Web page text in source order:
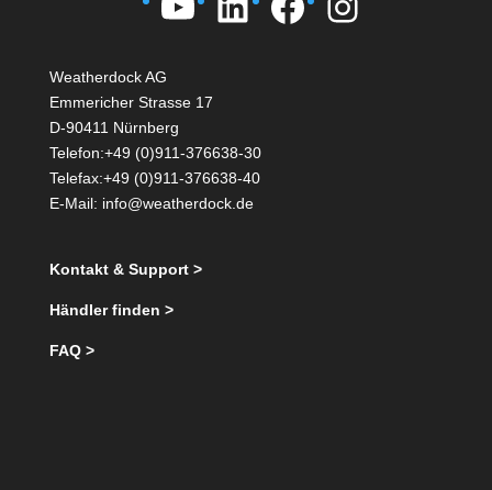
Weatherdock AG
Emmericher Strasse 17
D-90411 Nürnberg
Telefon:+49 (0)911-376638-30
Telefax:+49 (0)911-376638-40
E-Mail: info@weatherdock.de
Kontakt & Support >
Händler finden >
FAQ >